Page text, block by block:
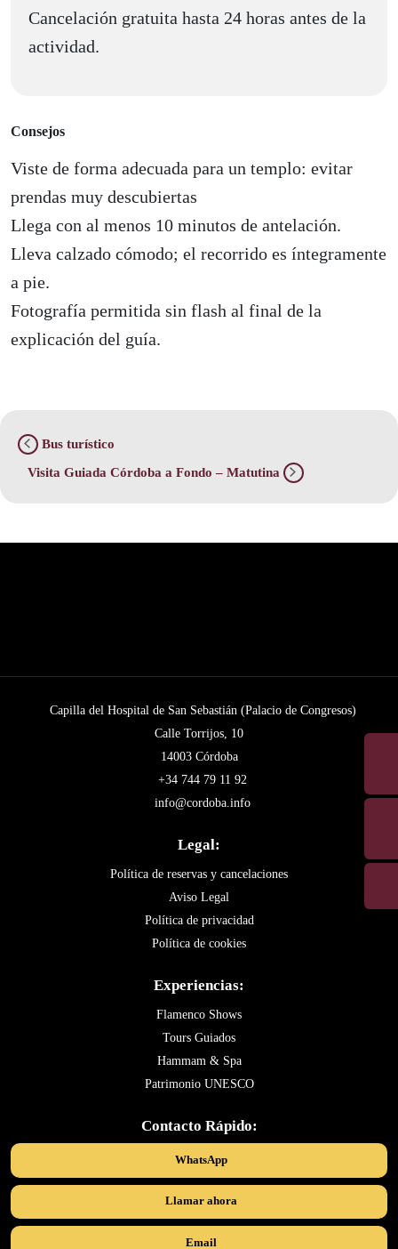
Cancelación gratuita hasta 24 horas antes de la
actividad.
Consejos
Viste de forma adecuada para un templo: evitar
prendas muy descubiertas
Llega con al menos 10 minutos de antelación.
Lleva calzado cómodo; el recorrido es íntegramente
a pie.
Fotografía permitida sin flash al final de la
explicación del guía.
Bus turístico
Visita Guiada Córdoba a Fondo – Matutina
Capilla del Hospital de San Sebastián (Palacio de Congresos)
Calle Torrijos, 10
14003 Córdoba
+34 744 79 11 92
info@cordoba.info
Legal:
Política de reservas y cancelaciones
Aviso Legal
Política de privacidad
Política de cookies
Experiencias:
Flamenco Shows
Tours Guiados
Hammam & Spa
Patrimonio UNESCO
Contacto Rápido:
WhatsApp
Llamar ahora
Email